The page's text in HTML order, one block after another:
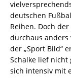
deutschen
Reihen. Doch
durchaus anders
der „Sport Bild“
Schalke lief nicht
sich intensiv mit